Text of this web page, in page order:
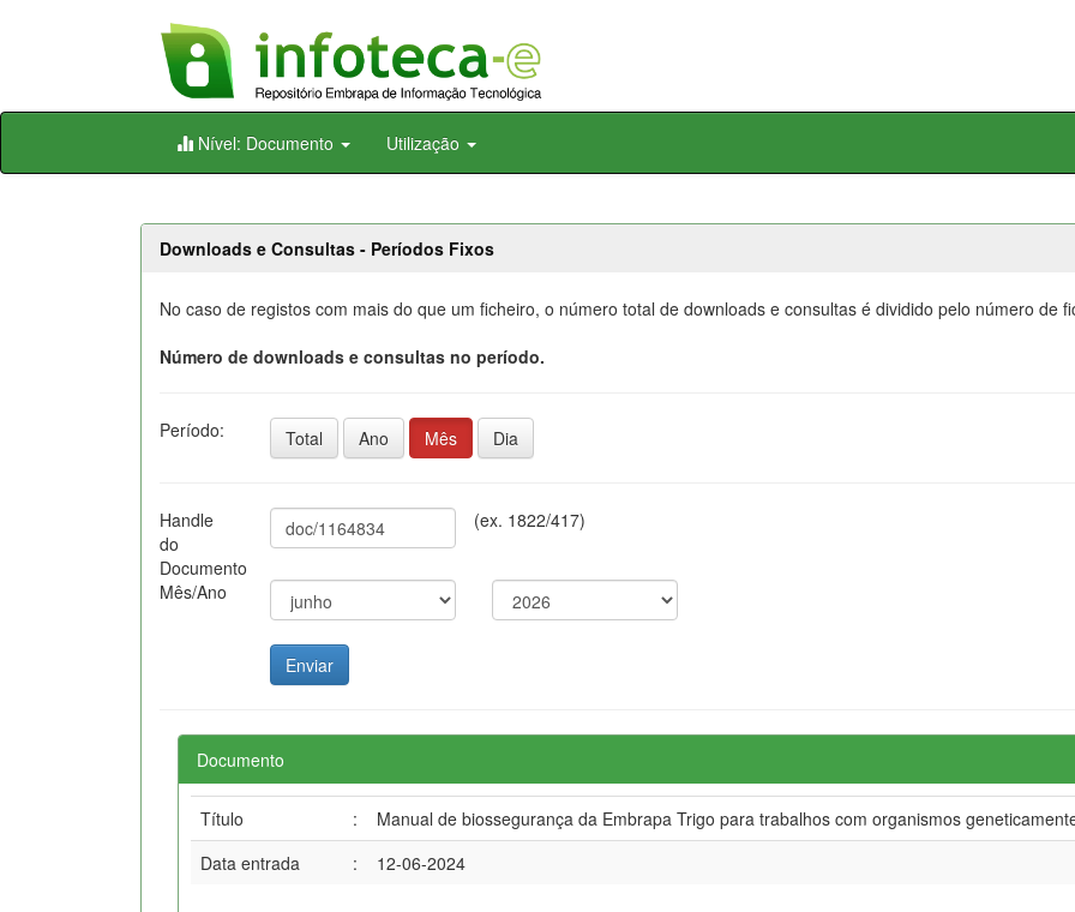
Skip
Nível: Documento Utilização
Downloads e Consultas - Períodos Fixos
No caso de registos com mais do que um ficheiro, o número total de downloads e consultas é dividido pelo número de
Número de downloads e consultas no período.
Período: Total Ano Mês Dia
Handle
do
Documento
(ex. 1822/417)
Mês/Ano
Documento
Título :
Manual de biossegurança da Embrapa Trigo para trabalhos com organismos
Data entrada
: 12-06-2024